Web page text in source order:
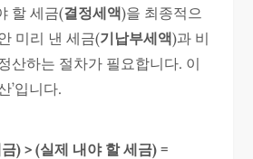
할 세금(결정세액)을 최종적으
미리 낸 세금(기납부세액)과 비
산하는 절차가 필요합니다. 이
’입니다.
) > (실제 내야 할 세금) =